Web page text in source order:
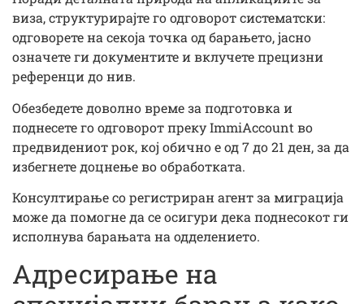
виза, структурирајте го одговорот систематски:
одговорете на секоја точка од барањето, јасно
означете ги документите и вклучете прецизни
референци до нив.
Обезбедете доволно време за подготовка и
поднесете го одговорот преку ImmiAccount во
предвидениот рок, кој обично е од 7 до 21 ден, за да
избегнете доцнење во обработката.
Консултирање со регистриран агент за миграција
може да помогне да се осигури дека поднесокот ги
исполнува барањата на одделението.
Адресирање на